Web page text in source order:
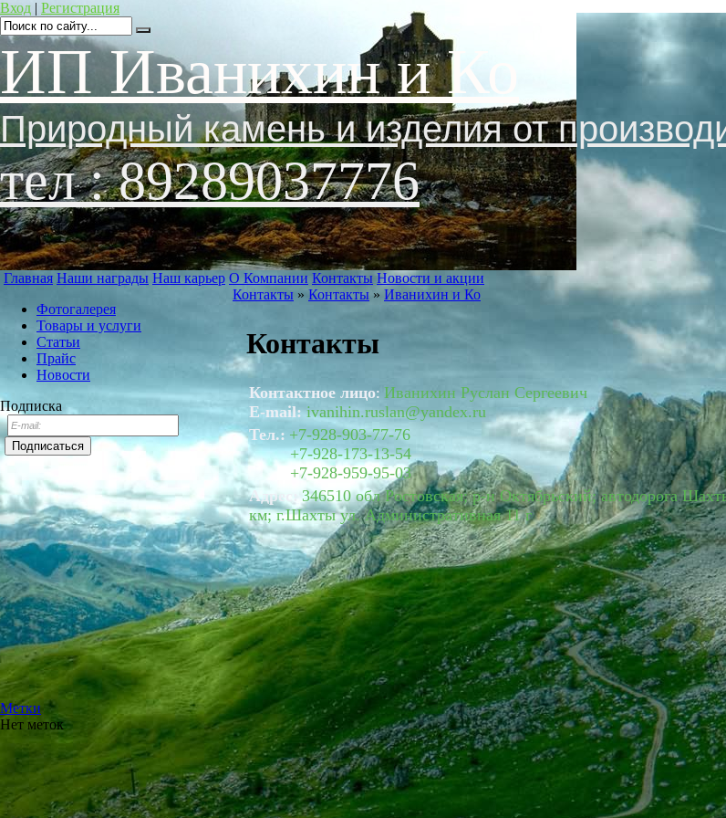
Вход | Регистрация
ИП Иванихин и Ко
Природный камень и изделия от
тел : 89289037776
Главная Наши награды Наш карьер О Компании Контакты Новости и акции
Фотогалерея
Товары и услуги
Статьи
Прайс
Новости
Подписка
Метки
Нет меток
Контакты » Контакты » Иванихин и Ко
Контакты
Контактное лицо: Иванихин Руслан Сергеевич
E-mail: ivanihin.ruslan@yandex.ru
Тел.: +7-928-903-77-76
+7-928-173-13-54
+7-928-959-95-03
Адрес:
346510 обл Ростовская; р-н Октябрьский; автодорога
км; г.Шахтыул. Административная 11 г